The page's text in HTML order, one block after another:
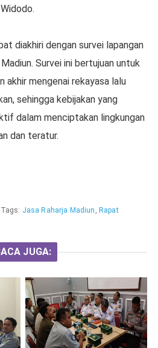
diakhiri dengan survei lapangan
Survei ini bertujuan untuk
akhir mengenai rekayasa lalu
sehingga kebijakan yang
dalam menciptakan lingkungan
dan teratur.
Tags: Jasa Raharja Madiun , Rapat
JUGA: